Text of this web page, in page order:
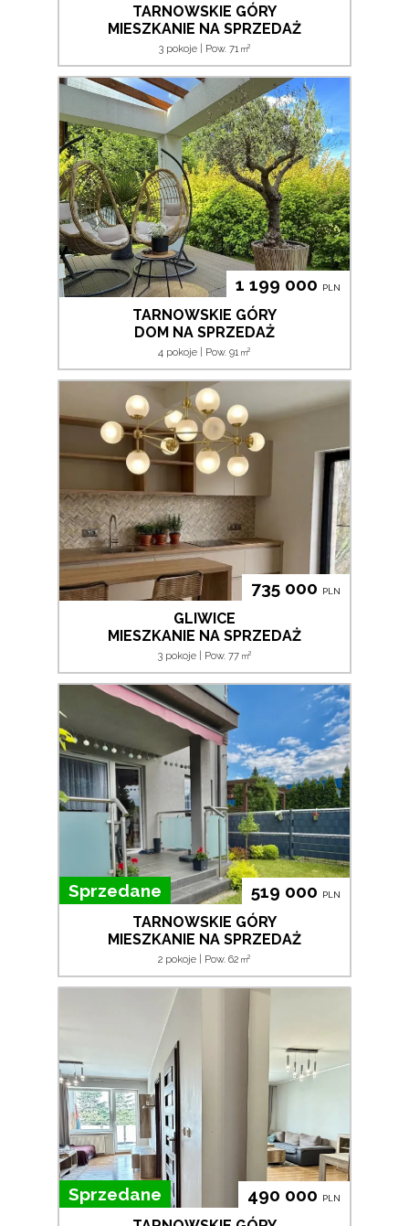
TARNOWSKIE GÓRY
MIESZKANIE NA SPRZEDAŻ
3 pokoje | Pow. 71 m2
1 199 000 PLN
TARNOWSKIE GÓRY
DOM NA SPRZEDAŻ
4 pokoje | Pow. 91 m2
735 000 PLN
GLIWICE
MIESZKANIE NA SPRZEDAŻ
3 pokoje | Pow. 77 m2
Sprzedane 519 000 PLN
TARNOWSKIE GÓRY
MIESZKANIE NA SPRZEDAŻ
2 pokoje | Pow. 62 m2
Sprzedane 490 000 PLN